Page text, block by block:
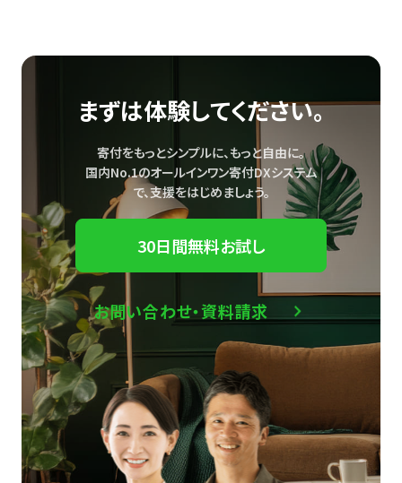
まずは体験してください。
寄付をもっとシンプルに、もっと自由に。
国内No.1のオールインワン寄付DXシステム
で、支援をはじめましょう。
30日間無料お試し
お問い合わせ・資料請求